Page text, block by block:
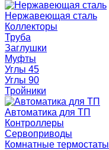
Нержавеющая сталь
Коллекторы
Труба
Заглушки
Муфты
Углы 45
Углы 90
Тройники
Автоматика для ТП
Контроллеры
Сервоприводы
Комнатные термостаты